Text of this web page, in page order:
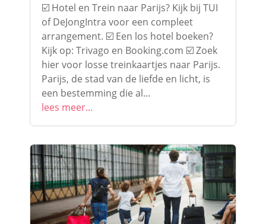
☑️ Hotel en Trein naar Parijs? Kijk bij TUI
of DeJongIntra voor een compleet
arrangement. ☑️ Een los hotel boeken?
Kijk op: Trivago en Booking.com ☑️ Zoek
hier voor losse treinkaartjes naar Parijs.
Parijs, de stad van de liefde en licht, is
een bestemming die al...
lees meer...